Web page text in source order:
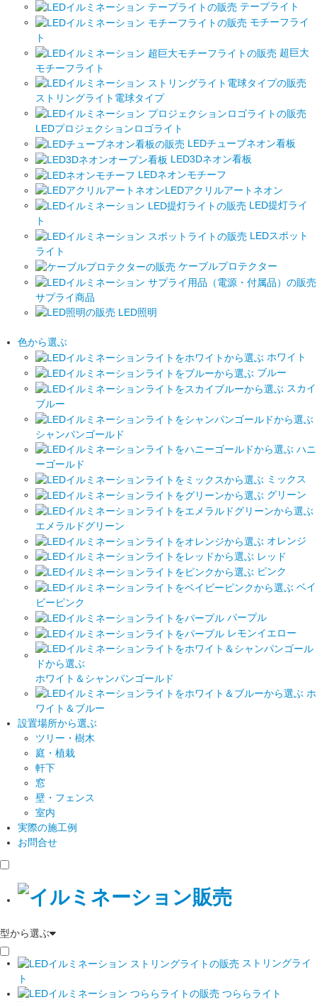
テープライト
モチーフライ
ト
超巨大
モチーフライト
ストリングライト電球タイプ
LEDプロジェクションロゴライト
LEDチューブネオン看板
LED3Dネオン看板
LEDネオンモチーフ
LEDアクリルアートネオン
LED提灯ライ
ト
LEDスポット
ライト
ケーブルプロテクター
サプライ商品
LED照明
色から選ぶ
ホワイト
ブルー
スカイ
ブルー
シャンパンゴールド
ハニ
ーゴールド
ミックス
グリーン
エメラルドグリーン
オレンジ
レッド
ピンク
ベイ
ビーピンク
パープル
レモンイエロー
ホワイト＆シャンパンゴールド
ホ
ワイト＆ブルー
設置場所から選ぶ
ツリー・樹木
庭・植栽
軒下
窓
壁・フェンス
室内
実際の施工例
お問合せ
型から選ぶ
ストリングライ
ト
つららライト